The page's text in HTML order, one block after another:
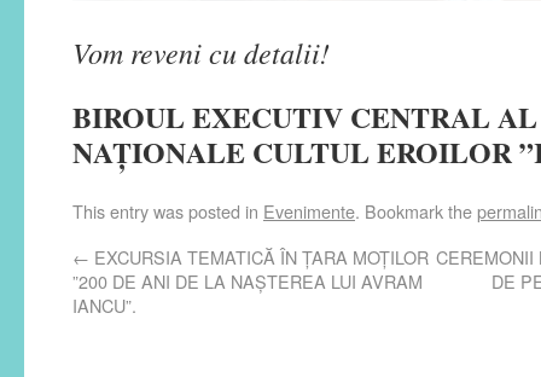
Vom reveni cu detalii!
BIROUL EXECUTIV CENTRAL
NAȚIONALE CULTUL EROILOR
This entry was posted in Evenimente. Bookmark the
← EXCURSIA TEMATICĂ ÎN ȚARA MOȚILOR
”200 DE ANI DE LA NAȘTEREA LUI AVRAM
IANCU”.
CEREMONII
DE